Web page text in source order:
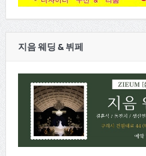
지음 웨딩 & 뷔페